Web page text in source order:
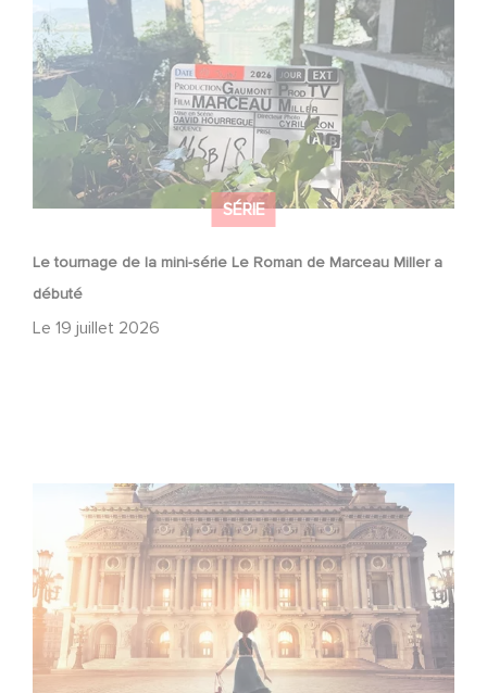
SÉRIE
Le tournage de la mini-série Le Roman de Marceau Miller a
débuté
Le 19 juillet 2026
a débuté
Gaumont et Good Hero annoncent la suite de Ballerina